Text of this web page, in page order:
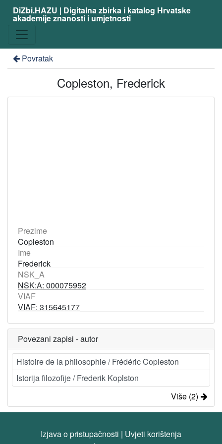
DiZbi.HAZU | Digitalna zbirka i katalog Hrvatske
akademije znanosti i umjetnosti
Povratak
Copleston, Frederick
Prezime
Copleston
Ime
Frederick
NSK_A
NSK:A: 000075952
VIAF
VIAF: 315645177
Povezani zapisi - autor
Histoire de la philosophie / Frédéric Copleston
Istorija filozofije / Frederik Koplston
Više (2)
Izjava o pristupačnosti | Uvjeti korištenja